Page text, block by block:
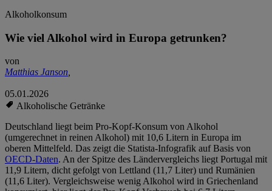
Alkoholkonsum
Wie viel Alkohol wird in Europa getrunken?
von
Matthias Janson,
05.01.2026
Alkoholische Getränke
Deutschland liegt beim Pro-Kopf-Konsum von Alkohol
(umgerechnet in reinen Alkohol) mit 10,6 Litern in Europa im
oberen Mittelfeld. Das zeigt die Statista-Infografik auf Basis von
OECD-Daten. An der Spitze des Ländervergleichs liegt Portugal mit
11,9 Litern, dicht gefolgt von Lettland (11,7 Liter) und Rumänien
(11,6 Liter). Vergleichsweise wenig Alkohol wird in Griechenland